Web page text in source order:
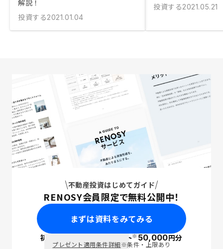
解説！
投資する2021.01.04
投資する2021.05.21
不動産投資はじめてガイド
RENOSY会員限定で無料公開中！
まずは資料をみてみる
初回面談で ポイント※50,000円分
プレゼント適用条件詳細※条件・上限あり